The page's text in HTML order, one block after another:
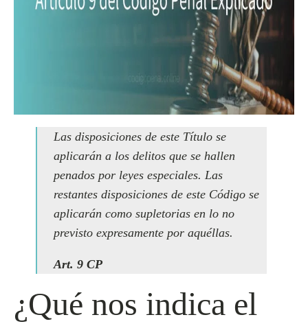
Las disposiciones de este Título se
aplicarán a los delitos que se hallen
penados por leyes especiales. Las
restantes disposiciones de este Código se
aplicarán como supletorias en lo no
previsto expresamente por aquéllas.
Art. 9 CP
¿Qué nos indica el